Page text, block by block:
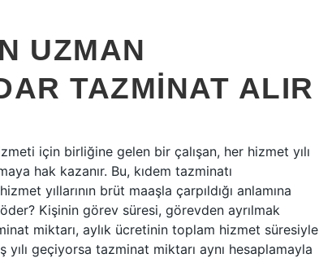
UZMAN
TAZMINAT ALIR
için birliğine gelen bir çalışan, her hizmet yılı
hak kazanır. Bu, kıdem tazminatı
yıllarının brüt maaşla çarpıldığı anlamına
Kişinin görev süresi, görevden ayrılmak
miktarı, aylık ücretinin toplam hizmet süresiyle
yılı geçiyorsa tazminat miktarı aynı hesaplamayla